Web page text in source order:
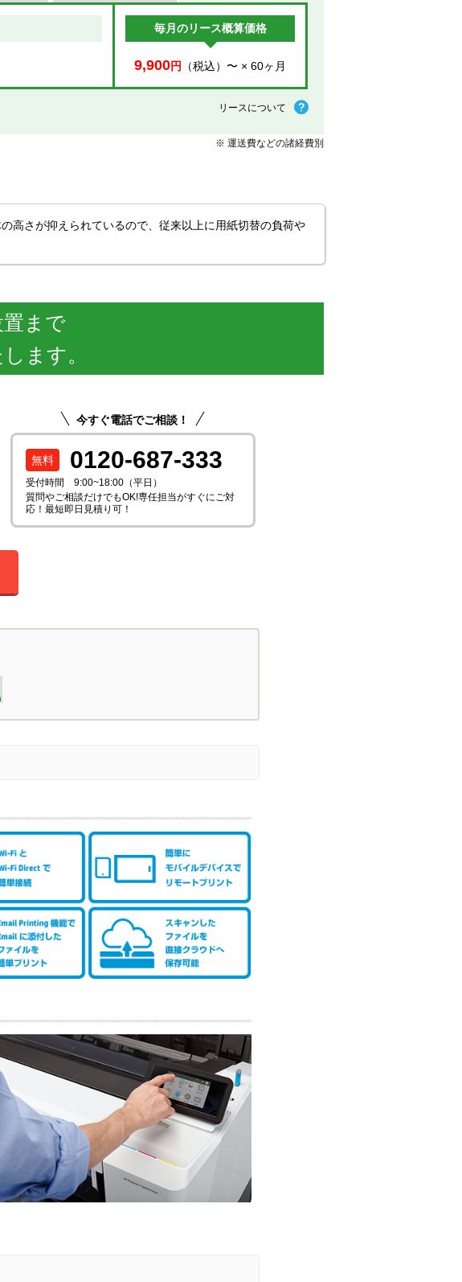
毎月のリース概算価格
9,900円 （税込）〜 × 60ヶ月
リースについて
※ 運送費などの諸経費別
高さが抑えられているので、従来以上に用紙切替の負荷や
まで
ます。
今すぐ電話でご相談！
0120-687-333
受付時間 9:00~18:00（平日）
質問やご相談だけでもOK!専任担当がすぐにご対
応！最短即日見積り可！